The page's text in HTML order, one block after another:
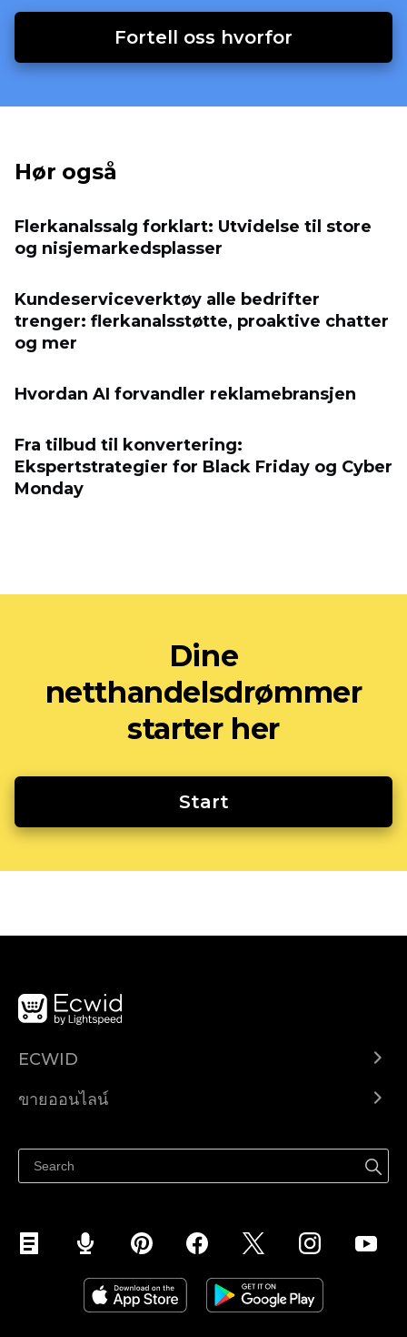
Fortell oss hvorfor
Hør også
Flerkanalssalg forklart: Utvidelse til store
og nisjemarkedsplasser
Kundeserviceverktøy alle bedrifter
trenger: flerkanalsstøtte, proaktive chatter
og mer
Hvordan AI forvandler reklamebransjen
Fra tilbud til konvertering:
Ekspertstrategier for Black Friday og Cyber
​​Monday
Dine
netthandelsdrømmer
starter her
Start
ECWID
ราคา
ขายออนไลน์
ขายบนเฟสบุ๊ค